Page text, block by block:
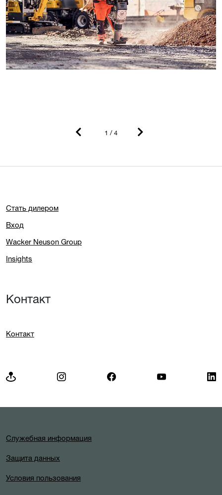
2 / 4
Стать дилером
Вход
Wacker Neuson Group
Insights
Контакт
Контакт
Служебная информация
Защита данных
Условия пользования